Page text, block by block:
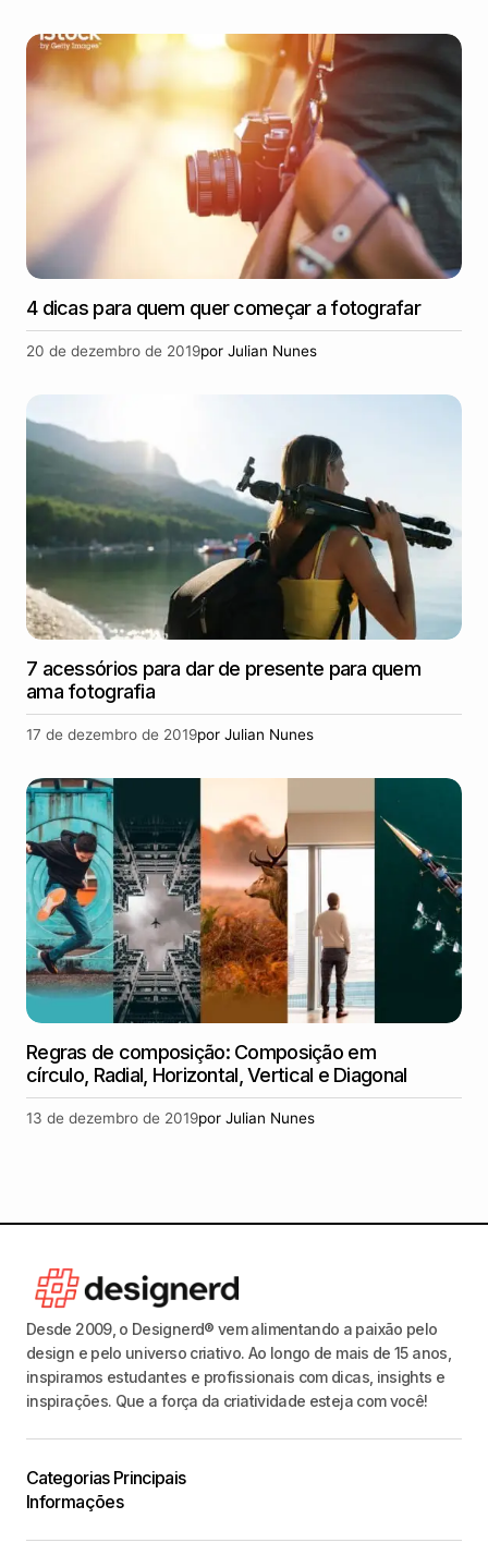
4 dicas para quem quer começar a fotografar
20 de dezembro de 2019por Julian Nunes
7 acessórios para dar de presente para quem
ama fotografia
17 de dezembro de 2019por Julian Nunes
Regras de composição: Composição em
círculo, Radial, Horizontal, Vertical e Diagonal
13 de dezembro de 2019por Julian Nunes
Desde 2009, o Designerd® vem alimentando a paixão pelo
design e pelo universo criativo. Ao longo de mais de 15 anos,
inspiramos estudantes e profissionais com dicas, insights e
inspirações. Que a força da criatividade esteja com você!
Categorias Principais
Informações